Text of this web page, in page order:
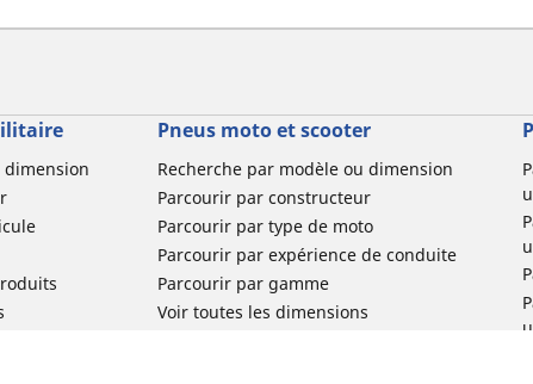
dimension
Pneus moto et scooter
Recherche par modèle ou dimension
Parcourir par constructeur
Parcourir par type de moto
Parcourir par expérience de conduite
Parcourir par gamme
Voir toutes les dimensions